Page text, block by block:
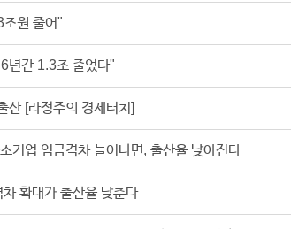
조원 줄어"
년간 1.3조 줄었다"
산 [라정주의 경제터치]
기업 임금격차 늘어나면, 출산율 낮아진다
확대가 출산율 낮춘다